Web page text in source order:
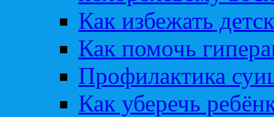
Как избежать
Как помочь
Профилактика
Как уберечь